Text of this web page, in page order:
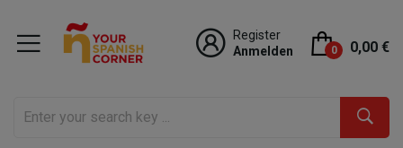
Register
Anmelden
0 0,00 €